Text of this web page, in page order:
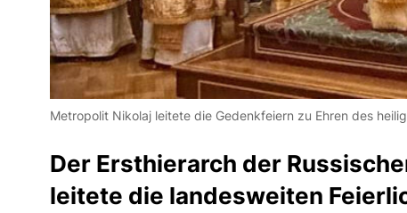
Metropolit Nikolaj leitete die Gedenkfeiern zu Ehren des
Der Ersthierarch der
leitete die landesweiten